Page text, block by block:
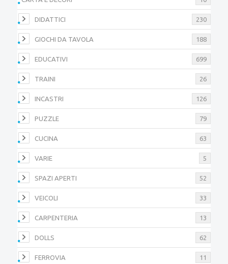
DIDATTICI 230
GIOCHI DA TAVOLA 188
EDUCATIVI 699
TRAINI 26
INCASTRI 126
PUZZLE 79
CUCINA 63
VARIE 5
SPAZI APERTI 52
VEICOLI 33
CARPENTERIA 13
DOLLS 62
FERROVIA 11